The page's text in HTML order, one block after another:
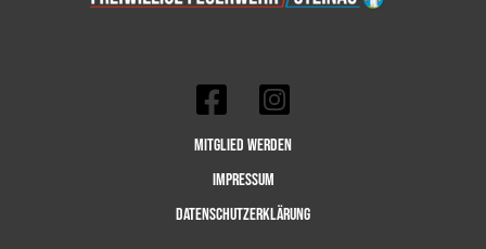
Mitglied werden
Impressum
Datenschutzerklärung